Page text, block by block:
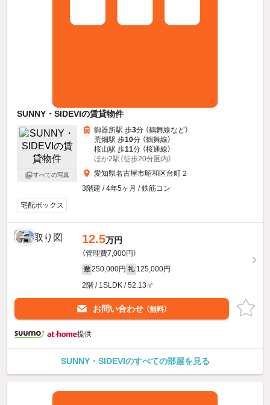
SUNNY・SIDEVIの賃貸物件
すべての写真
御器所駅 歩3分 （鶴舞線など）
荒畑駅 歩10分 （鶴舞線）
桜山駅 歩11分 （桜通線）
ほか2駅（徒歩20分圏内）
愛知県名古屋市昭和区台町２
3階建 / 4年5ヶ月 / 鉄筋コン
宅配ボックス
12.5万円
（管理費7,000円）
敷 250,000円 礼 125,000円
2階 / 1SLDK / 52.13㎡
お問い合わせ （無料）
提供
SUNNY・SIDEVIのすべての部屋を見る